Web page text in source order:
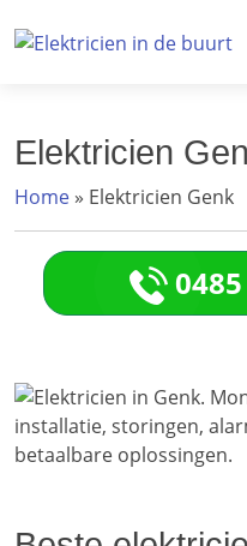
Elektricien
Home » Elektricien Genk
0485